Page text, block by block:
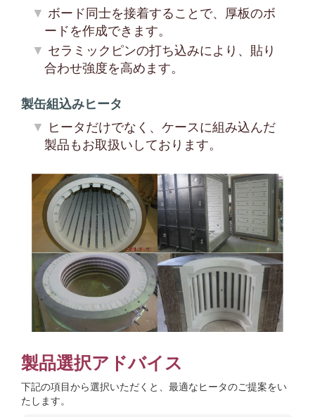
ボード同士を接着することで、厚板のボ
ードを作成できます。
セラミックピンの打ち込みにより、貼り
合わせ強度を高めます。
製缶組込みヒータ
ヒータだけでなく、ケースに組み込んだ
製品もお取扱いしております。
製品選択アドバイス
下記の項目から選択いただくと、最適なヒータのご提案をい
たします。